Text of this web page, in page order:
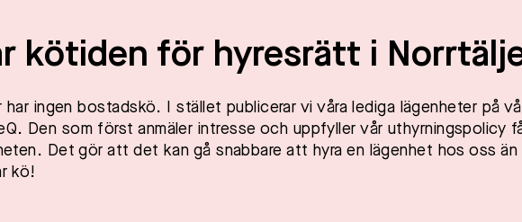
kötiden för hyresrätt i
ingen bostadskö. I stället publicerar vi våra lediga lägenheter på
Den som först anmäler intresse och uppfyller vår uthyrningspolicy
Det gör att det kan gå snabbare att hyra en lägenhet hos oss än
kö!​